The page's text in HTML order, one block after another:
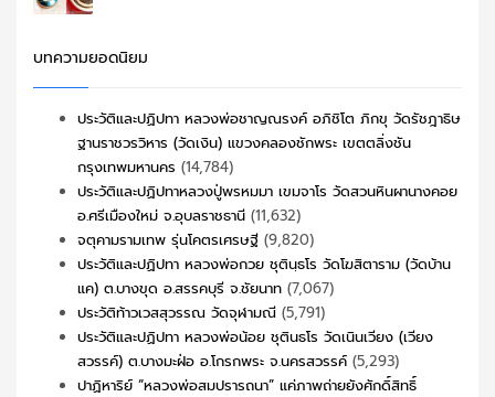
บทความยอดนิยม
ประวัติและปฏิปทา หลวงพ่อชาญณรงค์ อภิชิโต ภิกขุ วัดรัชฎาธิษ
ฐานราชวรวิหาร (วัดเงิน) แขวงคลองชักพระ เขตตลิ่งชัน
กรุงเทพมหานคร (14,784)
ประวัติและปฏิปทาหลวงปู่พรหมมา เขมจาโร วัดสวนหินผานางคอย
อ.ศรีเมืองใหม่ จ.อุบลราชธานี (11,632)
จตุคามรามเทพ รุ่นโคตรเศรษฐี (9,820)
ประวัติและปฏิปทา หลวงพ่อกวย ชุตินฺธโร วัดโฆสิตาราม (วัดบ้าน
แค) ต.บางขุด อ.สรรคบุรี จ.ชัยนาท (7,067)
ประวัติท้าวเวสสุวรรณ วัดจุฬามณี (5,791)
ประวัติและปฏิปทา หลวงพ่อน้อย ชุตินธโร วัดเนินเวียง (เวียง
สวรรค์) ต.บางมะฝ่อ อ.โกรกพระ จ.นครสวรรค์ (5,293)
ปาฏิหาริย์ “หลวงพ่อสมปรารถนา” แค่ภาพถ่ายยังศักดิ์สิทธิ์